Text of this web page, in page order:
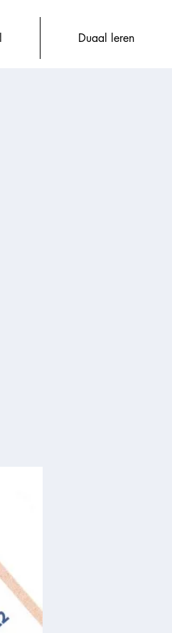
Duaal leren